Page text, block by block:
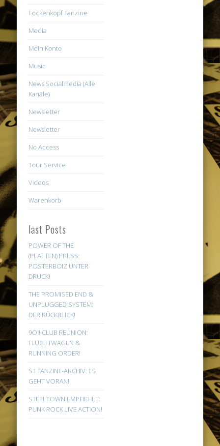
Lockenkopf Fanzine
Media
Mein Konto
Music
News Socialmedia (Alle
Kanäle)
Newsletter
Newsletter
No Access
Tour Service
Videos
Warenkorb
last Posts
POWER OF THE
(PLATTEN) PRESS:
POSTERBOIZ UNTER
DRUCK!
THE PROMISED END &
UNPLUGGED SYSTEM:
DER RÜCKBLICK!
9Oi! CLUB REUNION:
FLUCHTWAGEN &
RUNNING ORDER!
ST FANZINE-ARCHIV: ES
GEHT VORAN!
STEELTOWN EMPFIEHLT:
PUNK ROCK LIVE ACTION!